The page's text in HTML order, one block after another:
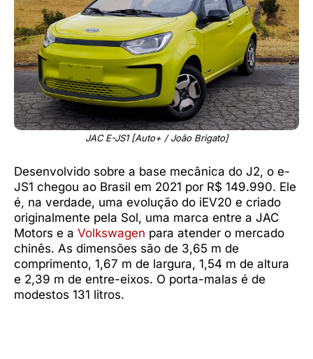
JAC E-JS1 [Auto+ / João Brigato]
Desenvolvido sobre a base mecânica do J2, o e-
JS1 chegou ao Brasil em 2021 por R$ 149.990. Ele
é, na verdade, uma evolução do iEV20 e criado
originalmente pela Sol, uma marca entre a JAC
Motors e a Volkswagen para atender o mercado
chinês. As dimensões são de 3,65 m de
comprimento, 1,67 m de largura, 1,54 m de altura
e 2,39 m de entre-eixos. O porta-malas é de
modestos 131 litros.